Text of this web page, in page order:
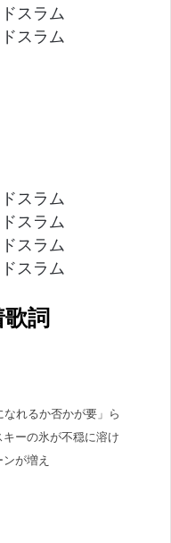
スラム
スラム
スラム
スラム
スラム
スラム
詞
れるか否かが要」ら
ーの氷が不穏に溶け
が増え